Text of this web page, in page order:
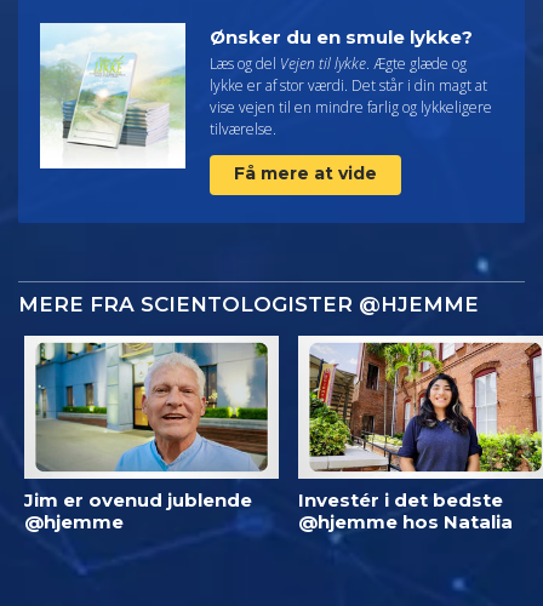
Ønsker du en smule lykke?
Læs og del Vejen til lykke. Ægte glæde og
lykke er af stor værdi. Det står i din magt at
vise vejen til en mindre farlig og lykkeligere
tilværelse.
Få mere at vide
MERE FRA SCIENTOLOGISTER @HJEMME
Jim er ovenud jublende
@hjemme
Investér i det bedste
@hjemme hos Natalia